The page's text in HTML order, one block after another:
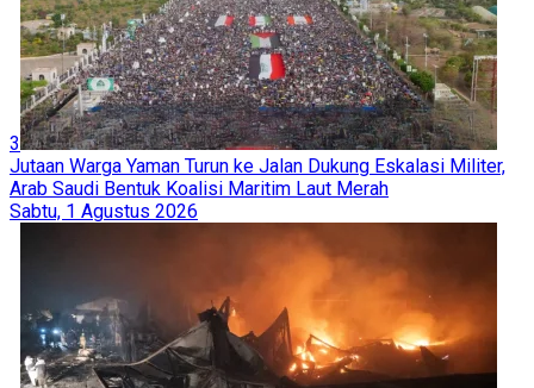
3
Jutaan Warga Yaman Turun ke Jalan Dukung Eskalasi Militer,
Arab Saudi Bentuk Koalisi Maritim Laut Merah
Sabtu, 1 Agustus 2026